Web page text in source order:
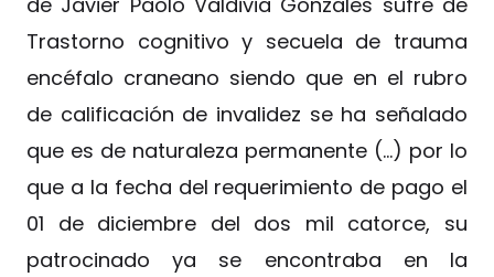
Trastorno cognitivo y secuela de trauma
encéfalo craneano siendo que en el rubro
de calificación de invalidez se ha señalado
que es de naturaleza permanente (…) por lo
que a la fecha del requerimiento de pago el
01 de diciembre del dos mil catorce, su
patrocinado ya se encontraba en la